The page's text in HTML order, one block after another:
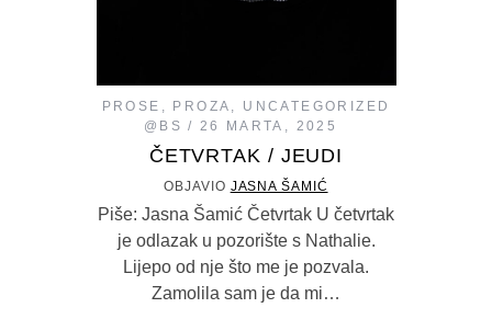
PROSE , PROZA , UNCATEGORIZED
@BS
26 MARTA, 2025
ČETVRTAK / JEUDI
OBJAVIO JASNA ŠAMIĆ
Piše: Jasna Šamić Četvrtak U četvrtak
je odlazak u pozorište s Nathalie.
Lijepo od nje što me je pozvala.
Zamolila sam je da mi…